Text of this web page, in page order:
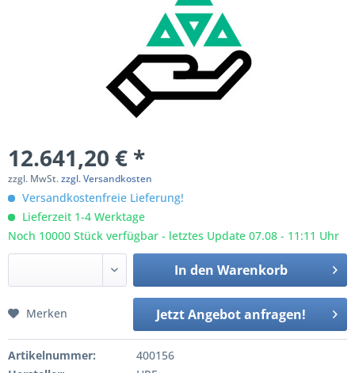
12.641,20 € *
zzgl. MwSt.zzgl. Versandkosten
Versandkostenfreie Lieferung!
Lieferzeit 1-4 Werktage
Noch 10000 Stück verfügbar - letztes Update 07.08 - 11:11 Uhr
In den Warenkorb
Jetzt Angebot anfragen!
Merken
Artikelnummer:
400156